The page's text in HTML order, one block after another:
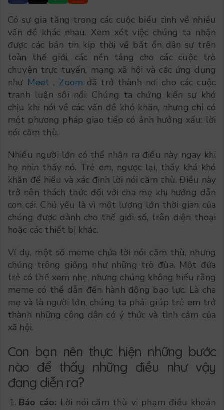
Có sự gia tăng trong các cuộc biểu tình về nhiều
vấn đề khác nhau. Xem xét việc chúng ta nhận
được các bản tin kịp thời về bất ổn dân sự trên
toàn thế giới, các nền tảng cho các cuộc trò
chuyện trực tuyến, mạng xã hội và các ứng dụng
như Meet , Zoom đã trở thành nơi cho các cuộc
tranh luận sôi nổi. Chúng ta chứng kiến sự khó
chịu khi nói về các vấn đề khó khăn, nhưng chỉ có
một phương pháp giao tiếp có ảnh hưởng xấu: lời
nói căm thù.
Nhiều người lớn có thể nhận ra điều này ngay khi
họ nhìn thấy nó. Trẻ em, ngược lại, thấy khá khó
khăn để hiểu và xác định lời nói căm thù. Điều này
trở nên thách thức đối với cha mẹ khi hướng dẫn
con cái. Chủ yếu là vì một lượng lớn thời gian của
chúng được dành cho thế giới số, trên điện thoại
hoặc các thiết bị khác.
Ví dụ, một số meme chứa lời nói căm thù, nhưng
chúng trông giống như những trò đùa. Một đứa
trẻ có thể xem nhẹ, nhưng chúng không hiểu rằng
meme có thể dẫn đến hành động bạo lực. Là cha
mẹ và là người lớn, chúng ta phải giúp trẻ em trở
thành những công dân có ý thức và tình cảm của
xã hội.
Con bạn nên thực hiện những bước
nào để thấy những điều như vậy
đang diễn ra?
Báo cáo: Lời nói căm thù vi phạm điều khoản